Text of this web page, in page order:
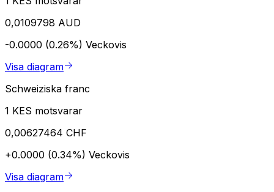
0,0109798 AUD
-0.0000 (0.26%) Veckovis
Visa diagram
Schweiziska franc
1 KES motsvarar
0,00627464 CHF
+0.0000 (0.34%) Veckovis
Visa diagram